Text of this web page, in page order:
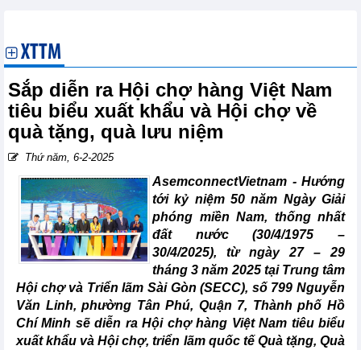
XTTM
Sắp diễn ra Hội chợ hàng Việt Nam
tiêu biểu xuất khẩu và Hội chợ về
quà tặng, quà lưu niệm
Thứ năm, 6-2-2025
AsemconnectVietnam - Hướng
tới kỷ niệm 50 năm Ngày Giải
phóng miền Nam, thống nhất
đất nước (30/4/1975 –
30/4/2025), từ ngày 27 – 29
tháng 3 năm 2025 tại Trung tâm
Hội chợ và Triển lãm Sài Gòn (SECC), số 799 Nguyễn
Văn Linh, phường Tân Phú, Quận 7, Thành phố Hồ
Chí Minh sẽ diễn ra Hội chợ hàng Việt Nam tiêu biểu
xuất khẩu và Hội chợ, triển lãm quốc tế Quà tặng, Quà